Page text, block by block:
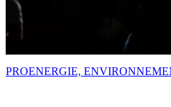
PROENERGIE,